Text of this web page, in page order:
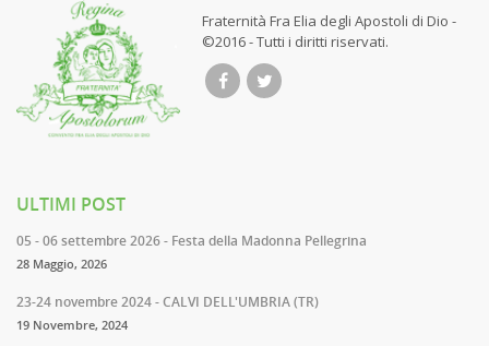
Fraternità Fra Elia degli Apostoli di Dio -
©2016 - Tutti i diritti riservati.
ULTIMI POST
05 - 06 settembre 2026 - Festa della Madonna Pellegrina
28 Maggio, 2026
23-24 novembre 2024 - CALVI DELL'UMBRIA (TR)
19 Novembre, 2024